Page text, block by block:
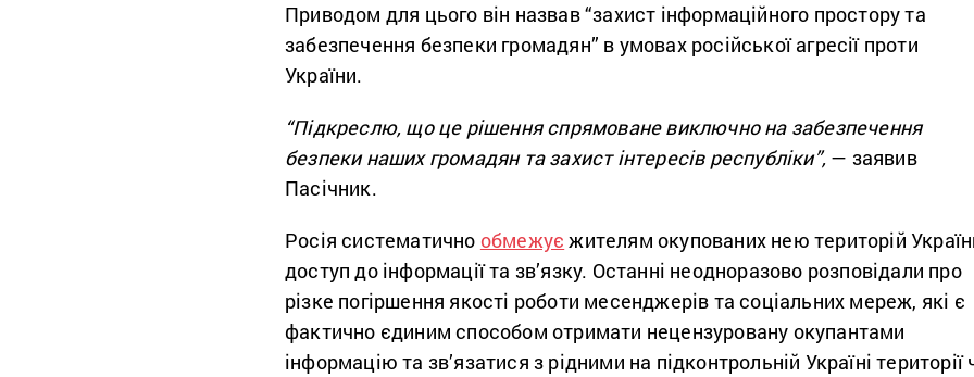
Приводом для цього він назвав “захист інформаційного простору та
забезпечення безпеки громадян” в умовах російської агресії проти
України.
“Підкреслю, що це рішення спрямоване виключно на забезпечення
безпеки наших громадян та захист інтересів республіки”, — заявив
Пасічник.
Росія систематично обмежує жителям окупованих нею територій
доступ до інформації та зв’язку. Останні неодноразово розповідали про
різке погіршення якості роботи месенджерів та соціальних мереж, які є
фактично єдиним способом отримати нецензуровану окупантами
інформацію та зв’язатися з рідними на підконтрольній Україні території